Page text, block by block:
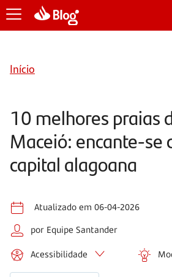
Início
10 melhores praias
Maceió: encante-se
capital alagoana
Atualizado em 06-04-2026
por Equipe Santander
Acessibilidade